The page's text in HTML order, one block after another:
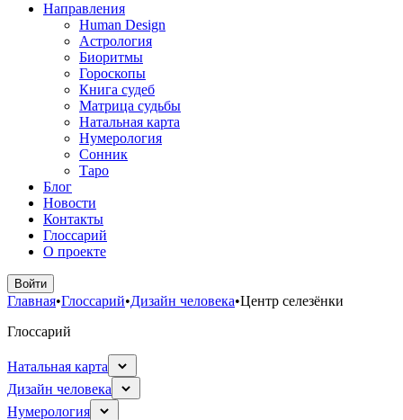
Направления
Human Design
Астрология
Биоритмы
Гороскопы
Книга судеб
Матрица судьбы
Натальная карта
Нумерология
Сонник
Таро
Блог
Новости
Контакты
Глоссарий
О проекте
Войти
Главная•Глоссарий•Дизайн человека•Центр селезёнки
Глоссарий
Натальная карта
Дизайн человека
Нумерология